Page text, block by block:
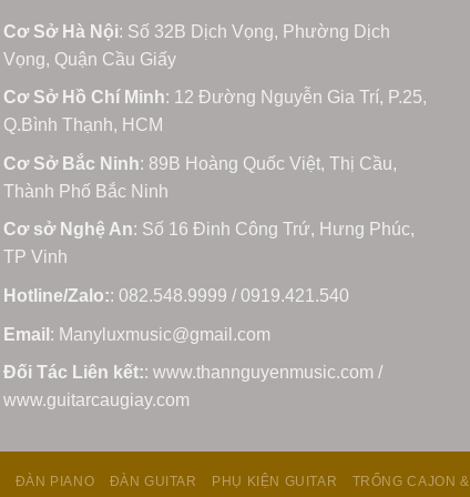
Cơ Sở Hà Nội: Số 32B Dịch Vọng, Phường Dịch
Vọng, Quận Cầu Giấy
Cơ Sở Hồ Chí Minh: 12 Đường Nguyễn Gia Trí, P.25,
Q.Bình Thạnh, HCM
Cơ Sở Bắc Ninh: 89B Hoàng Quốc Việt, Thị Cầu,
Thành Phố Bắc Ninh
Cơ sở Nghệ An: Số 16 Đinh Công Trứ, Hưng Phúc,
TP Vinh
Hotline/Zalo:: 082.548.9999 / 0919.421.540
Email : Manyluxmusic@gmail.com
Đối Tác Liên kết:: www.thannguyenmusic.com /
www.guitarcaugiay.com
ĐÀN PIANO ĐÀN GUITAR PHỤ KIỆN GUITAR TRỐNG CAJON